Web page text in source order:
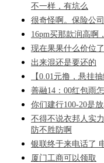
不一样，有坑么
很奇怪啊。保险公
16pm买那款润高啊
现在果果什么价位
出来混还是要还的
【0.01元撸，悬挂抽
善融14：00红包雨
你们建行100-20是
不得不说衣邦人实
防不胜防啊
银联终于来电话了
厦门工商可以领取